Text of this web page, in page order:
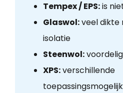
Tempex / EPS:is
Glaswol:veel dikte
isolatie
Steenwol:
XPS:verschillende